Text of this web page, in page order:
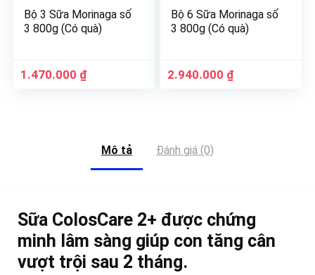
Bộ 3 Sữa Morinaga số
3 800g (Có quà)
1.470.000 ₫
Bộ 6 Sữa Morinaga số
3 800g (Có quà)
2.940.000 ₫
Mô tả Đánh giá (0)
Sữa ColosCare 2+ được chứng
minh lâm sàng giúp con tăng cân
vượt trội sau 2 tháng.